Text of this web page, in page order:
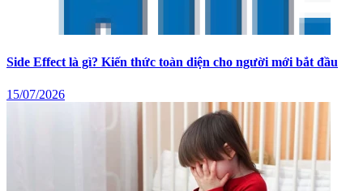
Side Effect là gì? Kiến thức toàn diện cho người mới bắt đầu
15/07/2026